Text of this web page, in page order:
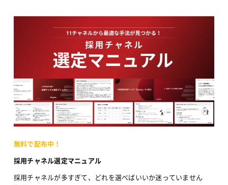
無料で配布中！
採用チャネル選定マニュアル
採用チャネルが多すぎて、どれを選べばいいか迷っていません